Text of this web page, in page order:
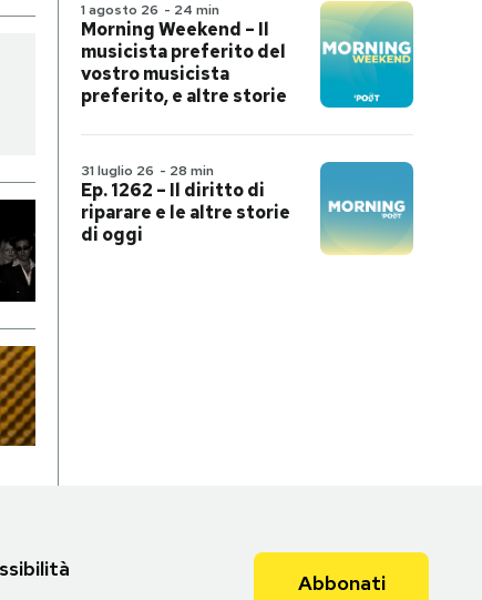
1 agosto 26 - 24 min
Morning Weekend – Il
musicista preferito del
vostro musicista
preferito, e altre storie
31 luglio 26 - 28 min
Ep. 1262 – Il diritto di
riparare e le altre storie
di oggi
Abbonati